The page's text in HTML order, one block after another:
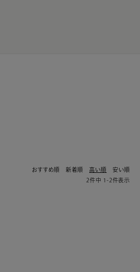
おすすめ順 新着順 高い順
安い順
2件中 1 -2件表示